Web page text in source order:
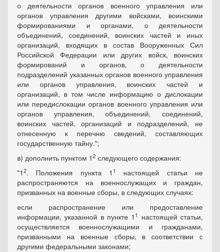
о деятельности органов военного управления или
органов управления другими войсками, воинскими
формированиями и органами, о деятельности
объединений, соединений, воинских частей и иных
организаций, входящих в состав Вооруженных Сил
Российской Федерации или других войск, воинских
формирований и органов, о деятельности
подразделений указанных органов военного управления
или органов управления, воинских частей и
организаций, в том числе информацию о дислокации
или передислокации органов военного управления или
органов управления, объединений, соединений,
воинских частей, организаций и подразделений, не
отнесенную к перечню сведений, составляющих
государственную тайну.";
в) дополнить пунктом 1 2 следующего содержания:
"1 2. Положения пункта 1 1
настоящей статьи не
распространяются на военнослужащих и граждан,
призванных на военные сборы, в следующих случаях:
если распространение или предоставление
информации, указанной в пункте 1 1
настоящей статьи,
осуществляется военнослужащими и гражданами,
призванными на военные сборы, в соответствии с
другими федеральными законами;